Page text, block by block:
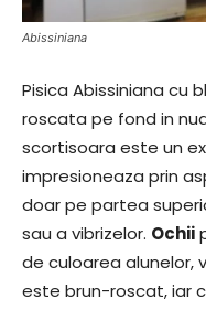
Abissiniana
Pisica Abissiniana cu
roscata pe fond in
scortisoara este un
impresioneaza prin
doar pe partea
sau a vibrizelor. Ochii
de culoarea alunelor,
este brun-roscat, iar